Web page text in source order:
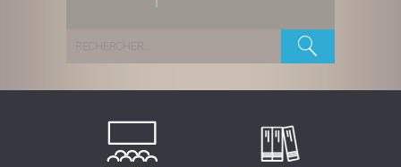
Rechercher :